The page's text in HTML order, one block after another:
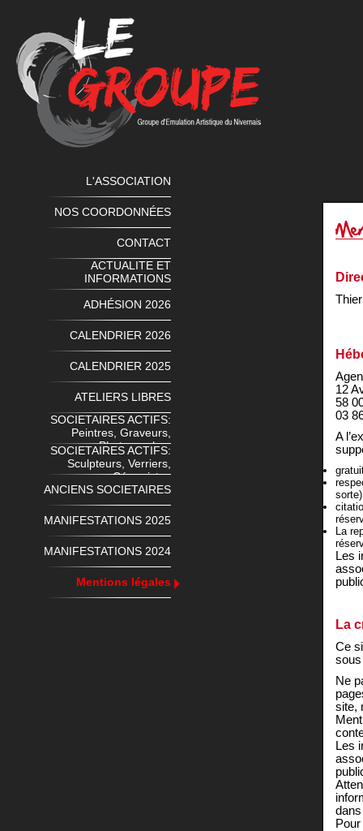
12
58
03
A
sorte)
La
Les
La
Ce
Ne
site,
Les
L'ASSOCIATION
NOS COORDONNÉES
CONTACT
ACTUALITE ET
INFORMATIONS
ADHÉSION 2026
CALENDRIER 2026
CALENDRIER 2025
ATELIERS LIBRES
SOCIETAIRES ACTIFS:
Peintres, Graveurs,
Photographes
SOCIETAIRES ACTIFS:
Sculpteurs, Verriers,
Céramistes
ANCIENS SOCIETAIRES
MANIFESTATIONS 2025
MANIFESTATIONS 2024
Mentions légales